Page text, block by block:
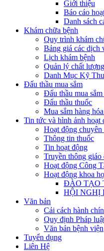
Giới thiệu
Báo cáo
Danh sách
Khám chữa bệnh
Quy trình khám
Bảng giá các dịch
Lịch khám bệnh
Quản lý chất
Danh Mục Kỹ
Đấu thầu mua sắm
Đấu thầu mua
Đấu thầu thuốc
Mua sắm hàng
Tin tức và hình ảnh hoạt
Hoạt động chuyên
Thông tin thuốc
Tin hoạt động
Truyền thông giáo
Hoạt động Công
Hoạt động khoa
ĐÀO TẠO
HỘI NGHỊ
Văn bản
Cải cách hành
Quy định Pháp
Văn bản bệnh viện
Tuyển dụng
Liên Hệ